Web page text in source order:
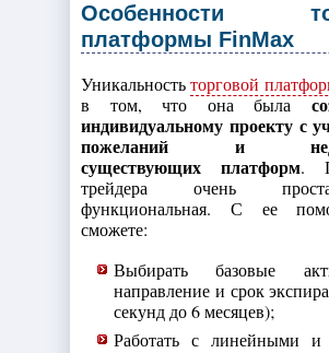
Особенности
платформы FinMax
Уникальностьторговой
в том, что она была
индивидуальному проекту с
пожеланий и
существующих платформ.
трейдера очень
функциональная. С ее
сможете:
Выбирать базовые
направление и срок
секунд до 6 месяцев);
Работать с линейными и